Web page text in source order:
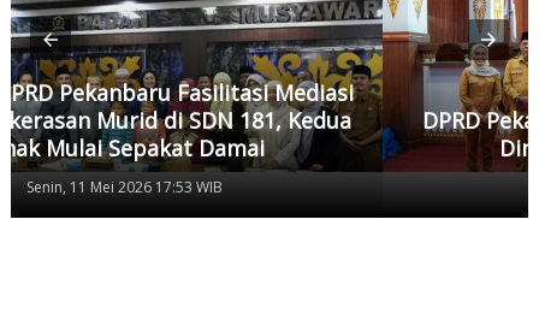
DPRD Pekanbaru Sahkan Perda SOTK, Dua
Dinas Baru Resmi Dibentuk
Senin, 11 Mei 2026 17:48 WIB